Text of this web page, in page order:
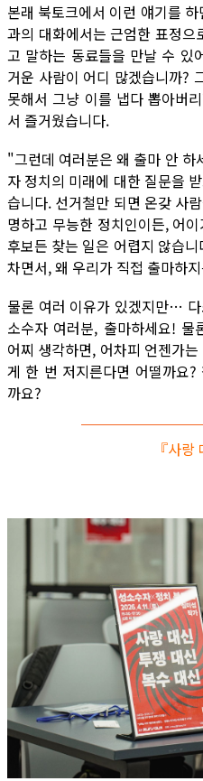
본래 북토크에서 이런 얘기를
과의 대화에서는 근엄한 표정
고 말하는 동료들을 만날 수 있
거운 사람이 어디 많겠습니까?
못해서 그냥 이를 냅다 뽑아버
서 즐거웠습니다.
"그런데 여러분은 왜 출마 안
자 정치의 미래에 대한 질문을
습니다. 선거철만 되면 온갖 사
명하고 무능한 정치인이든, 어
후보든 찾는 일은 어렵지 않습
차면서, 왜 우리가 직접 출마하
물론 여러 이유가 있겠지만…
소수자 여러분, 출마하세요!
어찌 생각하면, 어차피 언젠가
게 한 번 저지른다면 어떨까요
까요?
『사